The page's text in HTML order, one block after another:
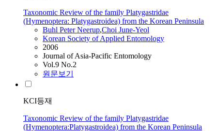
Taxonomic Review of the family Platygastridae
(Hymenoptera: Platygastroidea) from the Korean Peninsula
Buhl Peter Neerup,Choi June-Yeol
Korean Society of Applied Entomology
2006
Journal of Asia-Pacific Entomology
Vol.9 No.2
원문보기
KCI등재
Taxonomic Review of the family Platygastridae
(Hymenoptera:Platygastroidea) from the Korean Peninsula